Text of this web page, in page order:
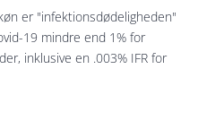
er "infektionsdødeligheden"
19 mindre end 1% for
inklusive en .003% IFR for